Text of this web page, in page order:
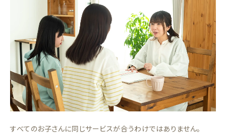
すべてのお子さんに同じサービスが合うわけではありません。